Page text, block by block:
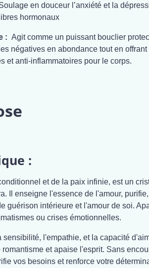
en douceur l’anxiété et la
hormonaux
: Agit comme un puissant bouclier
négatives en abondance tout en offrant
et anti-inflammatoires pour le corps.
:
et de la paix infinie, est un
Il enseigne l'essence de l'amour,
guérison intérieure et l'amour de soi.
ou crises émotionnelles.
sensibilité, l'empathie, et la capacité
et apaise l'esprit. Sans
vos besoins et renforce votre